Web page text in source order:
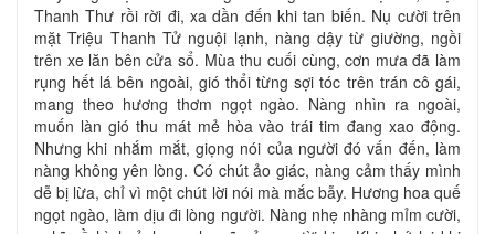
Thanh Thư rồi rời đi, xa dần đến khi tan biến. Nụ cười trên
mặt Triệu Thanh Tử nguội lạnh, nàng dậy từ giường, ngồi
trên xe lăn bên cửa sổ. Mùa thu cuối cùng, cơn mưa đã làm
rụng hết lá bên ngoài, gió thổi từng sợi tóc trên trán cô gái,
mang theo hương thơm ngọt ngào. Nàng nhìn ra ngoài,
muốn làn gió thu mát mẻ hòa vào trái tim đang xao động.
Nhưng khi nhắm mắt, giọng nói của người đó vấn đến, làm
nàng không yên lòng. Có chút ảo giác, nàng cảm thấy mình
dễ bị lừa, chỉ vì một chút lời nói mà mắc bẫy. Hương hoa quế
ngọt ngào, làm dịu đi lòng người. Nàng nhẹ nhàng mỉm cười,